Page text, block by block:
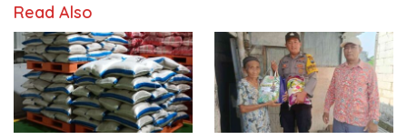
Read Also